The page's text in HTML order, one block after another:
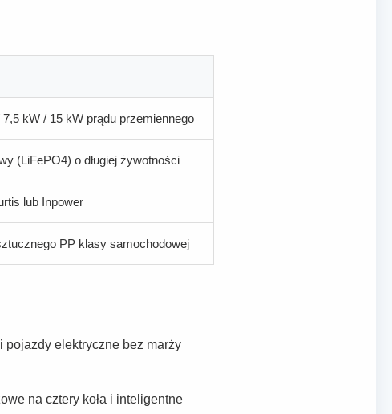
kW / 15 kW prądu przemiennego
(LiFePO4) o długiej żywotności
lub Inpower
PP klasy samochodowej
elektryczne bez marży
na cztery koła i inteligentne